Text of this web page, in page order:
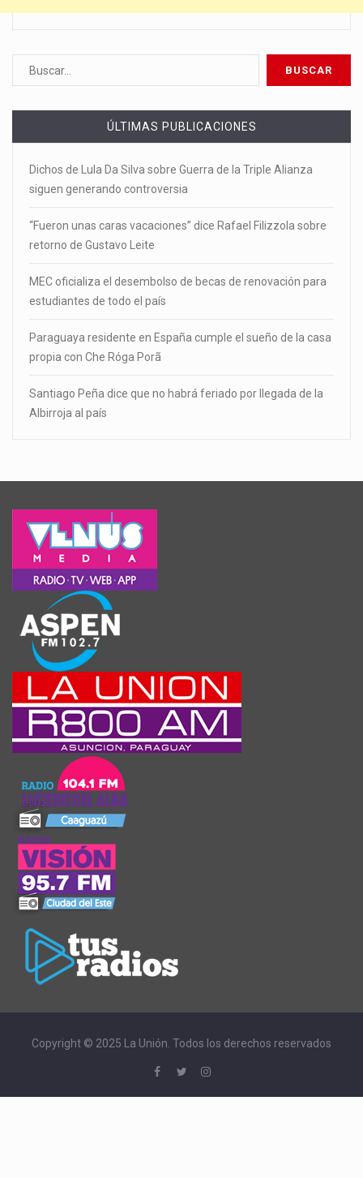
ÚLTIMAS PUBLICACIONES
Dichos de Lula Da Silva sobre Guerra de la Triple Alianza
siguen generando controversia
“Fueron unas caras vacaciones” dice Rafael Filizzola sobre
retorno de Gustavo Leite
MEC oficializa el desembolso de becas de renovación para
estudiantes de todo el país
Paraguaya residente en España cumple el sueño de la casa
propia con Che Róga Porã
Santiago Peña dice que no habrá feriado por llegada de la
Albirroja al país
Copyright © 2025 La Unión. Todos los derechos reservados